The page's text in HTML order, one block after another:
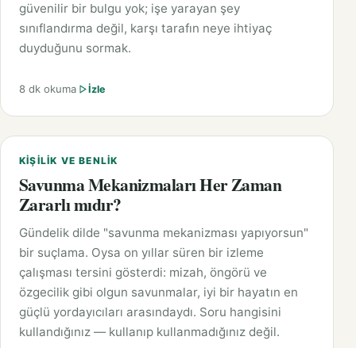
güvenilir bir bulgu yok; işe yarayan şey
sınıflandırma değil, karşı tarafın neye ihtiyaç
duyduğunu sormak.
8 dk okuma İzle
KIŞILIK VE BENLIK
Savunma Mekanizmaları Her Zaman
Zararlı mıdır?
Gündelik dilde "savunma mekanizması yapıyorsun"
bir suçlama. Oysa on yıllar süren bir izleme
çalışması tersini gösterdi: mizah, öngörü ve
özgecilik gibi olgun savunmalar, iyi bir hayatın en
güçlü yordayıcıları arasındaydı. Soru hangisini
kullandığınız — kullanıp kullanmadığınız değil.